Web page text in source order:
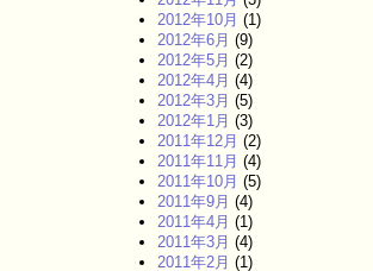
2012年10月 (1)
2012年6月 (9)
2012年5月 (2)
2012年4月 (4)
2012年3月 (5)
2012年1月 (3)
2011年12月 (2)
2011年11月 (4)
2011年10月 (5)
2011年9月 (4)
2011年4月 (1)
2011年3月 (4)
2011年2月 (1)